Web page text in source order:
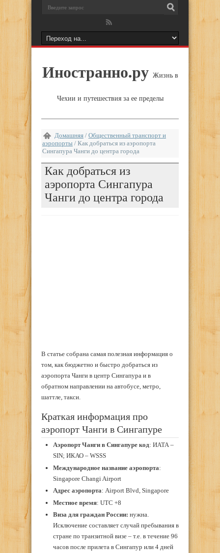
Иностранно.ру Жизнь в
Чехии и путешествия за ее пределы
Домашняя / Общественный транспорт и
аэропорты / Как добраться из аэропорта
Сингапура Чанги до центра города
Как добраться из
аэропорта Сингапура
Чанги до центра города
В статье собрана самая полезная информация о
том, как бюджетно и быстро добраться из
аэропорта Чанги в центр Сингапура и в
обратном направлении на автобусе, метро,
шаттле, такси.
Краткая информация про
аэропорт Чанги в Сингапуре
Аэропорт Чанги в Сингапуре код: ИАТА –
SIN; ИКАО – WSSS
Международное название аэропорта:
Singapore Changi Airport
Адрес аэропорта: Airport Blvd, Singapore
Местное время: UTC +8
Виза для граждан России: нужна.
Исключение составляет случай пребывания в
стране по транзитной визе – т.е. в течение 96
часов после прилета в Сингапур или 4 дней